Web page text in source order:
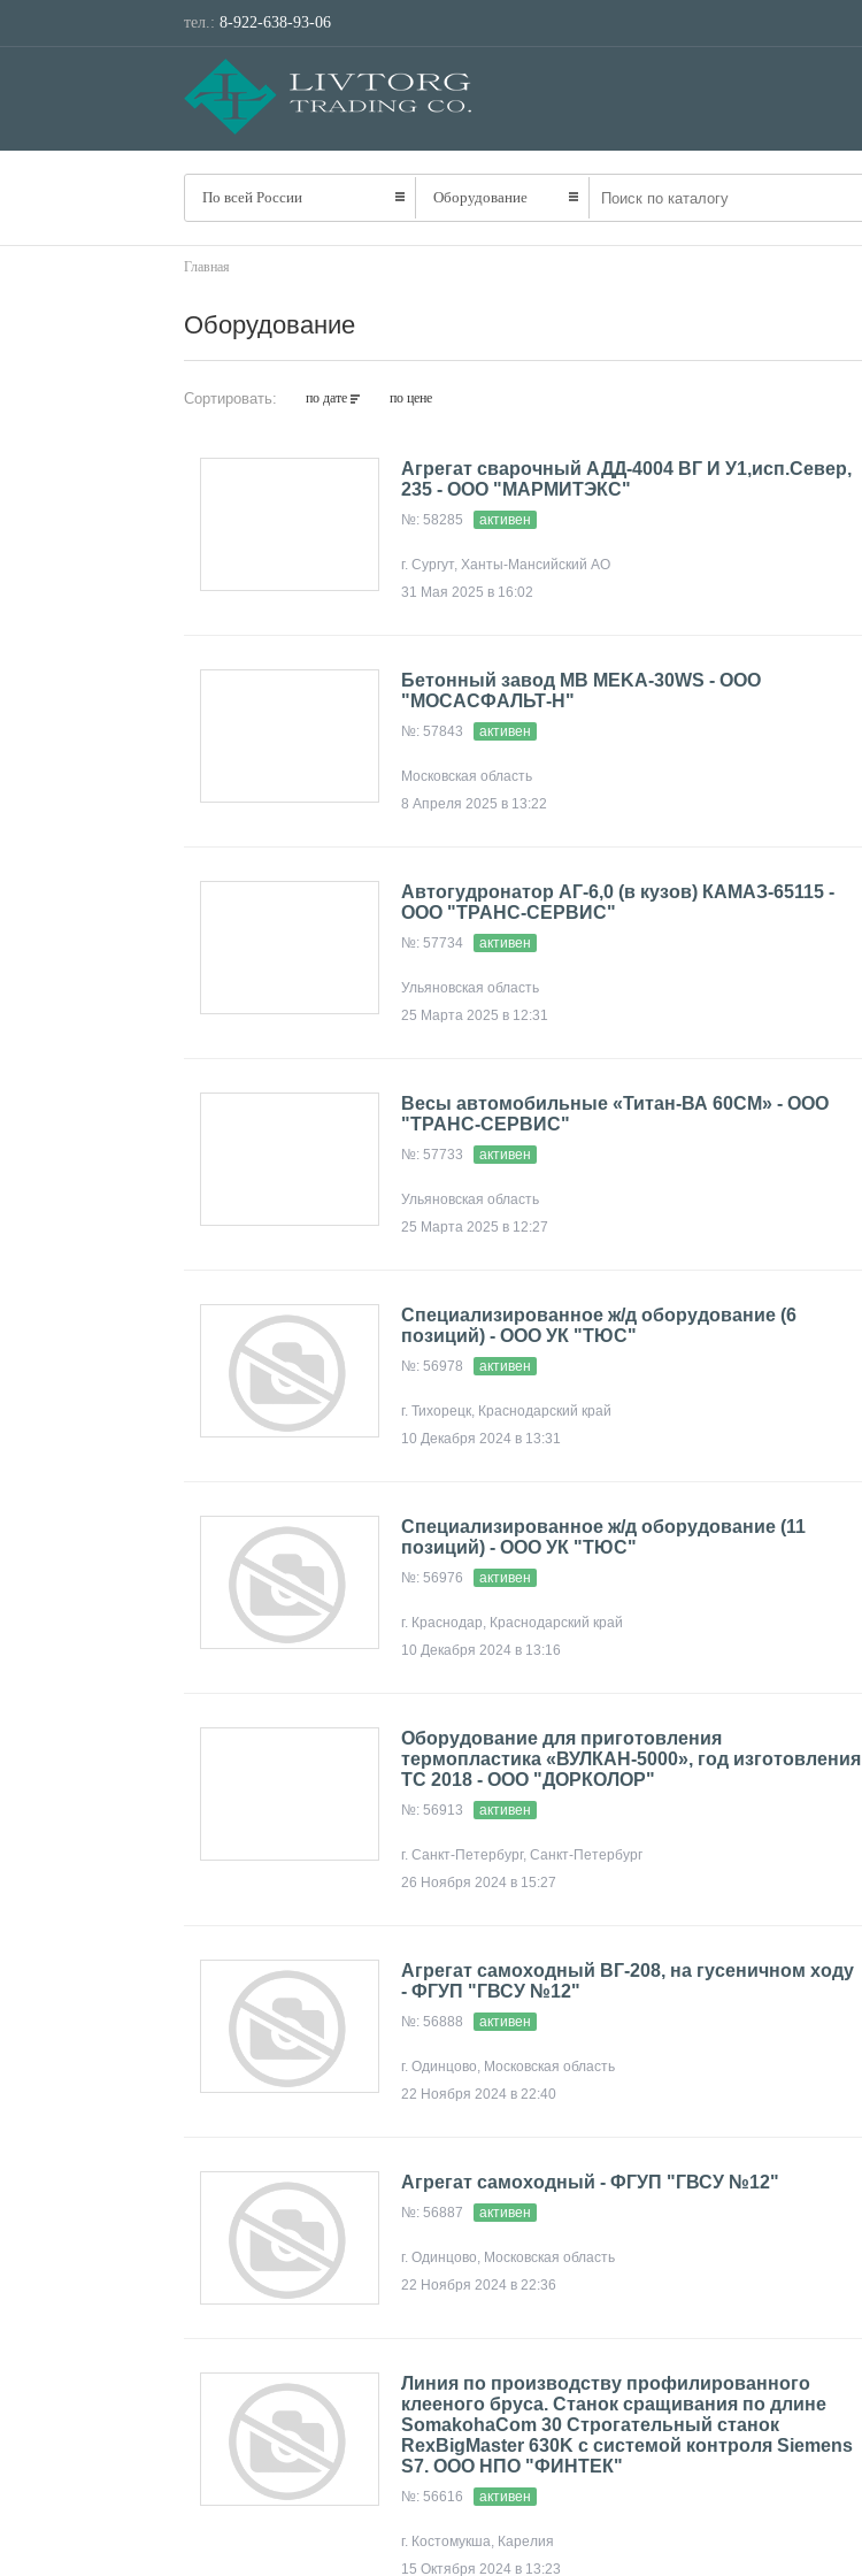
тел.: 8-922-638-93-06
По всей России Оборудование
Главная
Оборудование
Сортировать: по дате по цене
Агрегат сварочный АДД-4004 ВГ И У1,исп.Север,
235 - ООО "МАРМИТЭКС"
№: 58285 активен
г. Сургут, Ханты-Мансийский АО
31 Мая 2025 в 16:02
Бетонный завод МВ MEKA-30WS - ООО
"МОСАСФАЛЬТ-Н"
№: 57843 активен
Московская область
8 Апреля 2025 в 13:22
Автогудронатор АГ-6,0 (в кузов) КАМАЗ-65115 -
ООО "ТРАНС-СЕРВИС"
№: 57734 активен
Ульяновская область
25 Марта 2025 в 12:31
Весы автомобильные «Титан-ВА 60СМ» - ООО
"ТРАНС-СЕРВИС"
№: 57733 активен
Ульяновская область
25 Марта 2025 в 12:27
Специализированное ж/д оборудование (6
позиций) - ООО УК "ТЮС"
№: 56978 активен
г. Тихорецк, Краснодарский край
10 Декабря 2024 в 13:31
Специализированное ж/д оборудование (11
позиций) - ООО УК "ТЮС"
№: 56976 активен
г. Краснодар, Краснодарский край
10 Декабря 2024 в 13:16
Оборудование для приготовления
термопластика «ВУЛКАН-5000», год изготовления
ТС 2018 - ООО "ДОРКОЛОР"
№: 56913 активен
г. Санкт-Петербург, Санкт-Петербург
26 Ноября 2024 в 15:27
Агрегат самоходный ВГ-208, на гусеничном ходу
- ФГУП "ГВСУ №12"
№: 56888 активен
г. Одинцово, Московская область
22 Ноября 2024 в 22:40
Агрегат самоходный - ФГУП "ГВСУ №12"
№: 56887 активен
г. Одинцово, Московская область
22 Ноября 2024 в 22:36
Линия по производству профилированного
клееного бруса. Станок сращивания по длине
SomakohaCom 30 Строгательный станок
RexBigMaster 630K с системой контроля Siemens
S7. ООО НПО "ФИНТЕК"
№: 56616 активен
г. Костомукша, Карелия
15 Октября 2024 в 13:23